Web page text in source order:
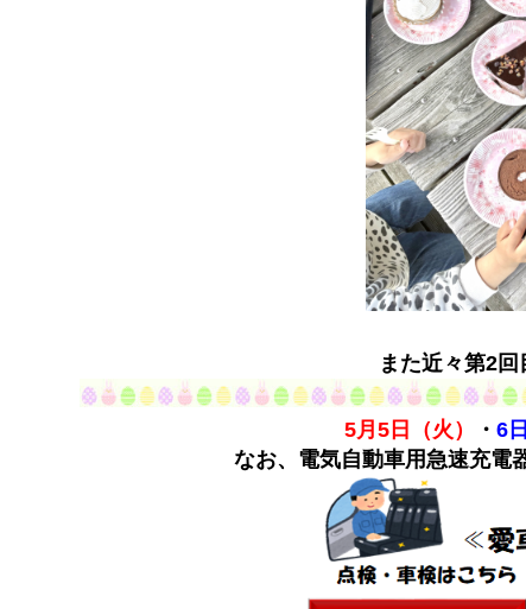
また近々第2
5月5日（火） ・ 6
なお、電気自動車用急速充電